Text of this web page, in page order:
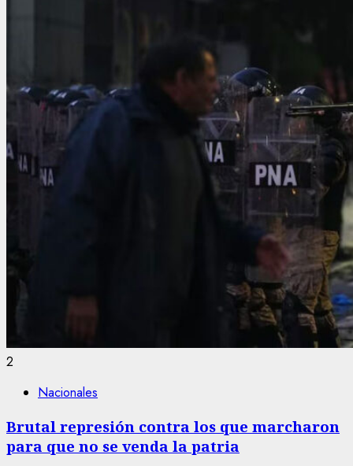
2
Nacionales
Brutal represión contra los que marcharon
para que no se venda la patria